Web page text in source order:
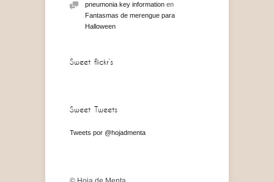
pneumonia key information en
Fantasmas de merengue para
Halloween
Sweet flickr’s
Sweet Tweets
Tweets por @hojadmenta